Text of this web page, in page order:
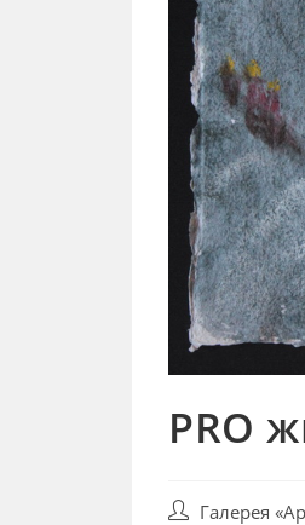
PRO
Post Галерея